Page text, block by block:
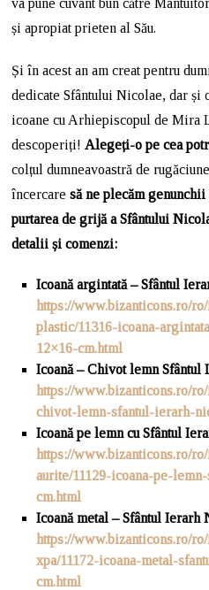
va pune cuvânt bun către
și apropiat prieten al Său.
Și în acest an am creat pentru
dedicate Sfântului Nicolae, dar și
icoane cu Arhiepiscopul de Mira
descoperiți!Alegeți-o pe cea
colțul dumneavoastră de
încercaresă ne plecăm genunchii
purtarea de grijă a Sfântului
detalii și comenzi:
Icoană argintată – Sfântul
https://www.bizanticons.ro/
plastic/11316-icoana-
12×16-cm.html
Icoană – Chivot lemn
https://www.bizanticons.ro/
chivot-lemn-sfantul-ierarh-
Icoană pe lemn cu Sfântul
https://www.bizanticons.ro/
aurite/11129-icoana-pe-
cm.html
Icoană metal – Sfântul Ierarh
https://www.bizanticons.ro/
xpa/11172-icoana-metal-
cm.html